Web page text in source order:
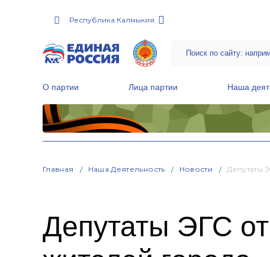
Республика Калмыкия
О партии Лица партии Наша
Главная Наша Деятельность Новости Депутаты
Депутаты ЭГС